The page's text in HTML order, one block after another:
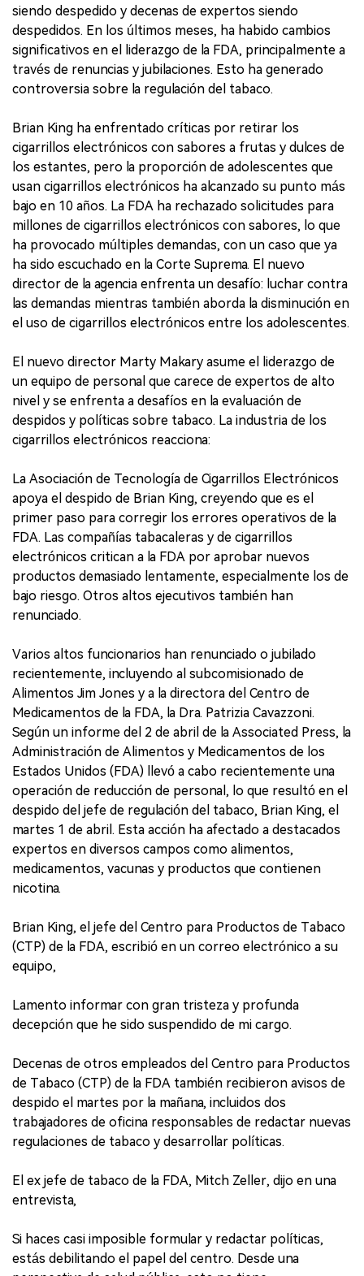
siendo despedido y decenas de expertos siendo
despedidos. En los últimos meses, ha habido cambios
significativos en el liderazgo de la FDA, principalmente a
través de renuncias y jubilaciones. Esto ha generado
controversia sobre la regulación del tabaco.
Brian King ha enfrentado críticas por retirar los
cigarrillos electrónicos con sabores a frutas y dulces de
los estantes, pero la proporción de adolescentes que
usan cigarrillos electrónicos ha alcanzado su punto más
bajo en 10 años. La FDA ha rechazado solicitudes para
millones de cigarrillos electrónicos con sabores, lo que
ha provocado múltiples demandas, con un caso que ya
ha sido escuchado en la Corte Suprema. El nuevo
director de la agencia enfrenta un desafío: luchar contra
las demandas mientras también aborda la disminución en
el uso de cigarrillos electrónicos entre los adolescentes.
El nuevo director Marty Makary asume el liderazgo de
un equipo de personal que carece de expertos de alto
nivel y se enfrenta a desafíos en la evaluación de
despidos y políticas sobre tabaco. La industria de los
cigarrillos electrónicos reacciona:
La Asociación de Tecnología de Cigarrillos Electrónicos
apoya el despido de Brian King, creyendo que es el
primer paso para corregir los errores operativos de la
FDA. Las compañías tabacaleras y de cigarrillos
electrónicos critican a la FDA por aprobar nuevos
productos demasiado lentamente, especialmente los de
bajo riesgo. Otros altos ejecutivos también han
renunciado.
Varios altos funcionarios han renunciado o jubilado
recientemente, incluyendo al subcomisionado de
Alimentos Jim Jones y a la directora del Centro de
Medicamentos de la FDA, la Dra. Patrizia Cavazzoni.
Según un informe del 2 de abril de la Associated Press, la
Administración de Alimentos y Medicamentos de los
Estados Unidos (FDA) llevó a cabo recientemente una
operación de reducción de personal, lo que resultó en el
despido del jefe de regulación del tabaco, Brian King, el
martes 1 de abril. Esta acción ha afectado a destacados
expertos en diversos campos como alimentos,
medicamentos, vacunas y productos que contienen
nicotina.
Brian King, el jefe del Centro para Productos de Tabaco
(CTP) de la FDA, escribió en un correo electrónico a su
equipo,
Lamento informar con gran tristeza y profunda
decepción que he sido suspendido de mi cargo.
Decenas de otros empleados del Centro para Productos
de Tabaco (CTP) de la FDA también recibieron avisos de
despido el martes por la mañana, incluidos dos
trabajadores de oficina responsables de redactar nuevas
regulaciones de tabaco y desarrollar políticas.
El ex jefe de tabaco de la FDA, Mitch Zeller, dijo en una
entrevista,
Si haces casi imposible formular y redactar políticas,
estás debilitando el papel del centro. Desde una